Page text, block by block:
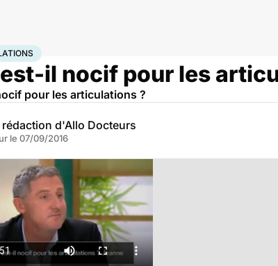
Os et articulations
il nocif pour les
pour les articulations ?
rédaction d'Allo Docteurs
le 07/09/2016